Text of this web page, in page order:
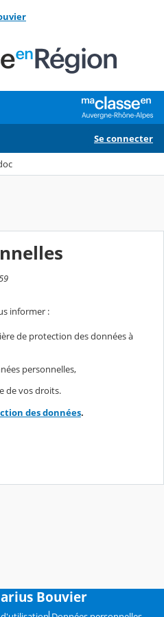
Se connecter
informer :
de protection des données à
personnelles,
de vos droits.
des données.
Bouvier